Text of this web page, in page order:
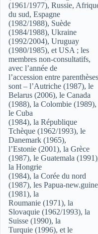
(1961/1977), Russie,
du sud, Espagne
(1982/1988), Suède
(1984/1988), Ukraine
(1992/2004), Uruguay
(1980/1985), et USA ; les
membres non-consultatifs,
avec l’année de
l’accession entre
sont – l’Autriche (1987), le
Belarus (2006), le Canada
(1988), la Colombie (1989),
le Cuba
(1984), la République
Tchèque (1962/1993), le
Danemark (1965),
l’Estonie (2001), la Grèce
(1987), le Guatemala
la Hongrie
(1984), la Corée du nord
(1987), les Papua-
(1981), la
Roumanie (1971), la
Slovaquie (1962/1993), la
Suisse (1990), la
Turquie (1996), et le